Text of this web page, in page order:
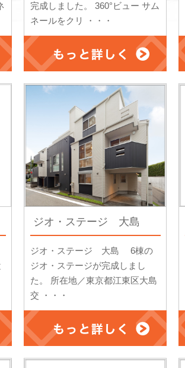
完成しました。 360°ビュー サム
ネールをクリ ・・・
ジオ・ステージ 大島
ジオ・ステージ 大島 6棟の
ジオ・ステージが完成しまし
た。 所在地／東京都江東区大島
交 ・・・